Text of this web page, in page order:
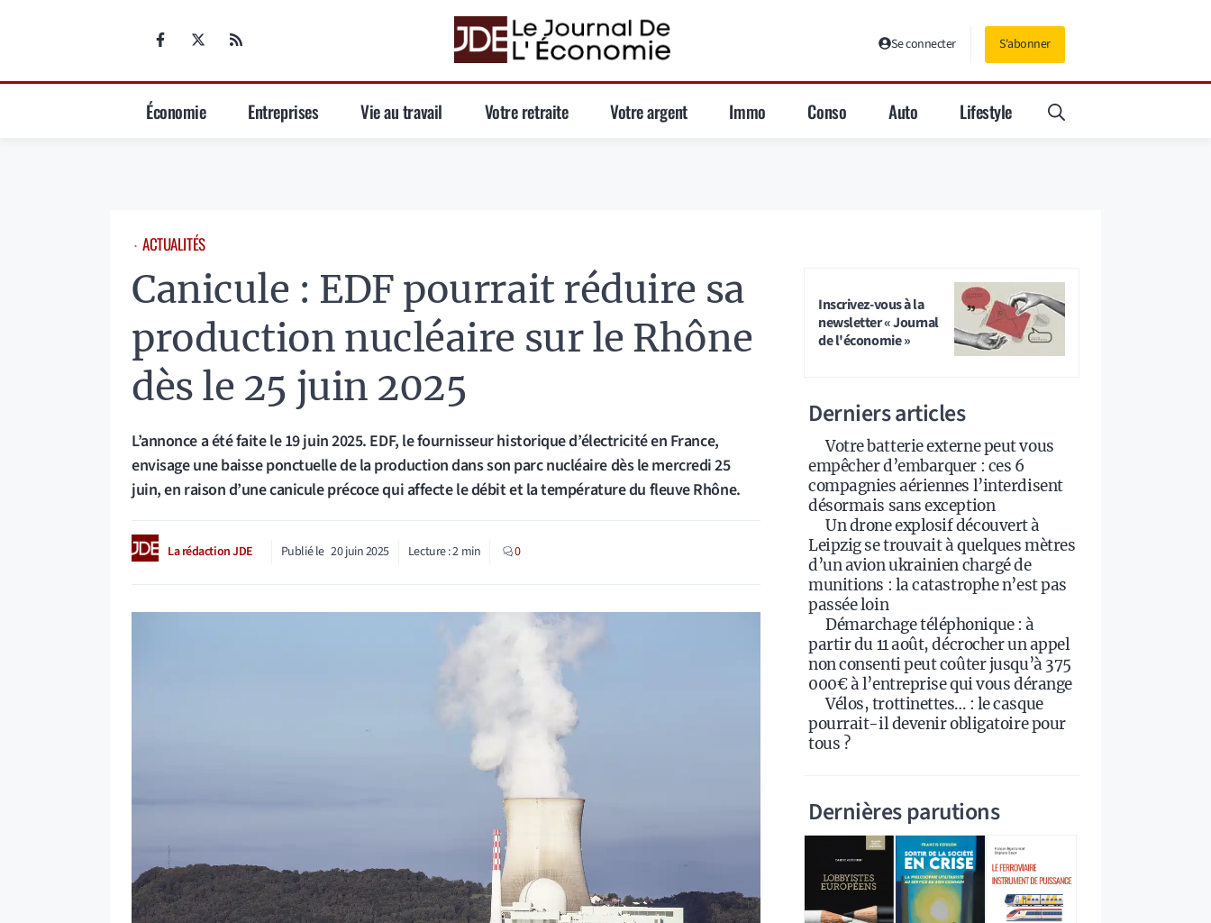
Se connecter S'abonner
Économie Entreprises Vie au travail Votre retraite Votre argent Immo Conso Auto Lifestyle
⋅ ACTUALITÉS
Canicule : EDF pourrait réduire sa
production nucléaire sur le Rhône
dès le 25 juin 2025
L’annonce a été faite le 19 juin 2025. EDF, le fournisseur historique d’électricité en France,
envisage une baisse ponctuelle de la production dans son parc nucléaire dès le mercredi 25
juin, en raison d’une canicule précoce qui affecte le débit et la température du fleuve Rhône.
La rédaction JDE Publié le 20 juin 2025 Lecture :2 min 0
Inscrivez-vous à la
newsletter « Journal
de l'économie »
Derniers articles
Votre batterie externe peut vous
empêcher d’embarquer : ces 6
compagnies aériennes l’interdisent
désormais sans exception
Un drone explosif découvert à
Leipzig se trouvait à quelques mètres
d’un avion ukrainien chargé de
munitions : la catastrophe n’est pas
passée loin
Démarchage téléphonique : à
partir du 11 août, décrocher un appel
non consenti peut coûter jusqu’à 375
000€ à l’entreprise qui vous dérange
Vélos, trottinettes… : le casque
pourrait-il devenir obligatoire pour
tous ?
Dernières parutions